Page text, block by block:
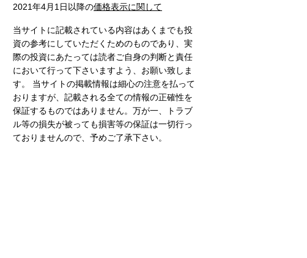
2021年4月1日以降の価格表示に関して
当サイトに記載されている内容はあくまでも投
資の参考にしていただくためのものであり、実
際の投資にあたっては読者ご自身の判断と責任
において行って下さいますよう、お願い致しま
す。 当サイトの掲載情報は細心の注意を払って
おりますが、記載される全ての情報の正確性を
保証するものではありません。万が一、トラブ
ル等の損失が被っても損害等の保証は一切行っ
ておりませんので、予めご了承下さい。